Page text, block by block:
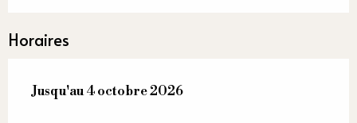
Horaires
Du8 mai 2026au4 octobre 2026
Jusqu'au4 octobre 2026